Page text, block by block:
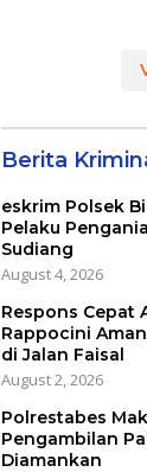
Berita
eskrim Polsek
Pelaku
Sudiang
August 4, 2026
Respons Cepat
Rappocini
di Jalan Faisal
August 2, 2026
Polrestabes
Pengambilan
Diamankan